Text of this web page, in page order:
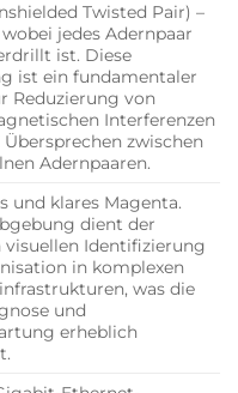
Twisted Pair) –
jedes Adernpaar
ist. Diese
ist ein fundamentaler
Reduzierung von
Interferenzen
Übersprechen zwischen
Adernpaaren.
und klares Magenta.
dient der
visuellen Identifizierung
in komplexen
was die
und
erheblich